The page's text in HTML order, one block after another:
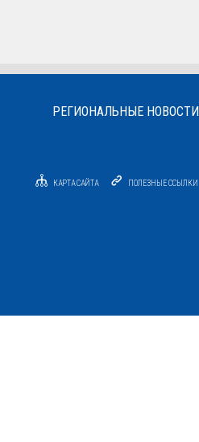
РЕГИОНАЛЬНЫЕ НОВОСТИ
КАРТА САЙТА ПОЛЕЗНЫЕ ССЫЛКИ